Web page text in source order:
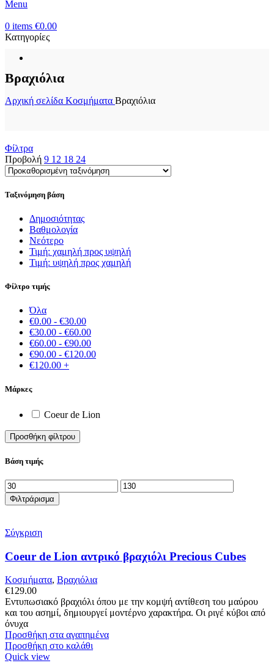
Menu
0 items €0.00
Κατηγορίες
Βραχιόλια
Αρχική σελίδα Κοσμήματα Βραχιόλια
Φίλτρα
Προβολή 9 12 18 24
Ταξινόμηση βάση
Δημοσιότητας
Βαθμολογία
Νεότερο
Τιμή: χαμηλή προς υψηλή
Τιμή: υψηλή προς χαμηλή
Φίλτρο τιμής
Όλα
€0.00 - €30.00
€30.00 - €60.00
€60.00 - €90.00
€90.00 - €120.00
€120.00 +
Μάρκες
Coeur de Lion
Προσθήκη φίλτρου
Βάση τιμής
Ελάχιστη
τιμή
Μέγιστη
τιμή
Φιλτράρισμα
Σύγκριση
Coeur de Lion αντρικό βραχιόλι Precious Cubes
Κοσμήματα, Βραχιόλια
€129.00
Εντυπωσιακό βραχιόλι όπου με την κομψή αντίθεση του μαύρου
και του ασημί, δημιουργεί μοντέρνο χαρακτήρα. Οι ριγέ κύβοι από
όνυχα
Προσθήκη στα αγαπημένα
Προσθήκη στο καλάθι
Quick view